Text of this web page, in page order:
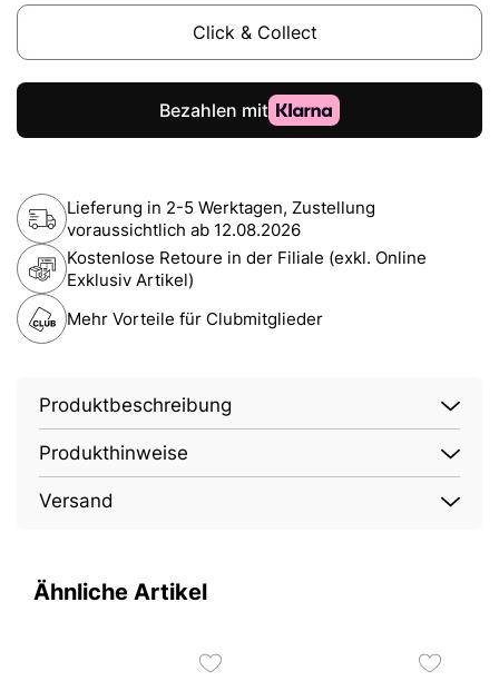
Click & Collect
Lieferung in 2-5 Werktagen, Zustellung
voraussichtlich ab 12.08.2026
Kostenlose Retoure in der Filiale (exkl. Online
Exklusiv Artikel)
Mehr Vorteile für Clubmitglieder
Produktbeschreibung
Produkthinweise
Versand
Ähnliche Artikel